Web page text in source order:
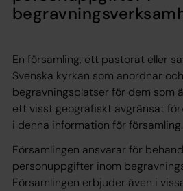
En församling, ett pastorat eller
Svenska kyrkan som anordnar
begravningsplatser för dem som
ett visst geografiskt avgränsat
i denna information för församling.
Församlingen ansvarar för
personuppgifter inom
Församlingen erbjuder även i